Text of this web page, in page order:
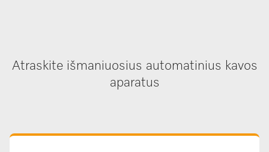
Atraskite išmaniuosius automatinius kavos
aparatus